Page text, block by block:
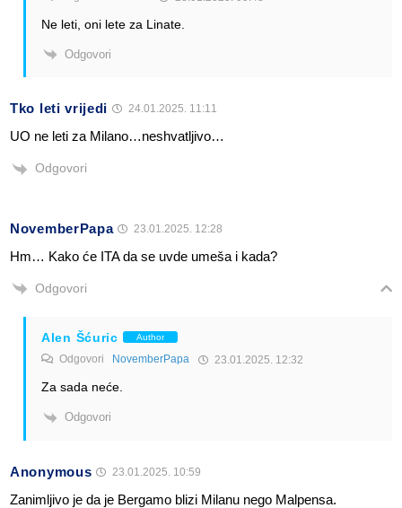
Ne leti, oni lete za Linate.
Odgovori
Tko leti vrijedi 24.01.2025. 11:11
UO ne leti za Milano…neshvatljivo…
Odgovori
NovemberPapa 23.01.2025. 12:28
Hm… Kako će ITA da se uvde umeša i kada?
Odgovori
Alen Šćuric Author
Odgovori NovemberPapa 23.01.2025. 12:32
Za sada neće.
Odgovori
Anonymous 23.01.2025. 10:59
Zanimljivo je da je Bergamo blizi Milanu nego Malpensa.